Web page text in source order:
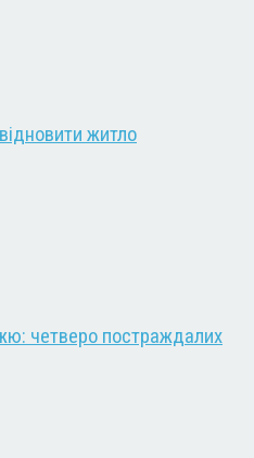
житло
четверо постраждалих